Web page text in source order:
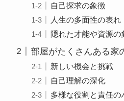
自己探求の象徴
人生の多面性の表れ
隠れた才能や資源の
部屋がたくさんある家
新しい機会と挑戦
自己理解の深化
多様な役割と責任の